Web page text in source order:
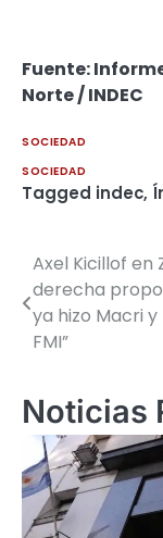
Fuente:
Norte / INDEC
SOCIEDAD
SOCIEDAD
Tagged indec,
de
entradas
Axel Kicillof en
derecha
ya hizo Macri
FMI”
Noticias